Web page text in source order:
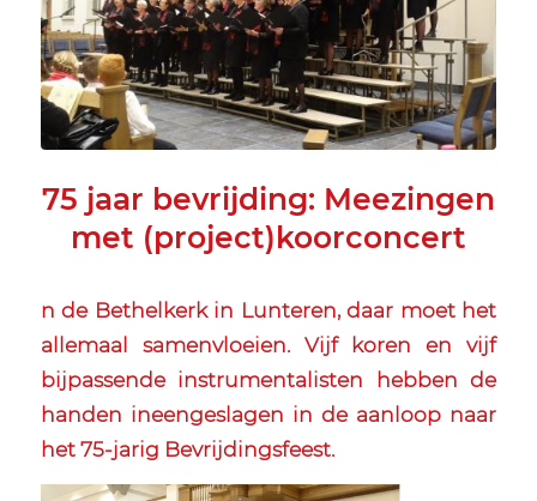
75 jaar bevrijding: Meezingen
met (project)koorconcert
n de Bethelkerk in Lunteren, daar moet het
allemaal samenvloeien. Vijf koren en vijf
bijpassende instrumentalisten hebben de
handen ineengeslagen in de aanloop naar
het 75-jarig Bevrijdingsfeest.